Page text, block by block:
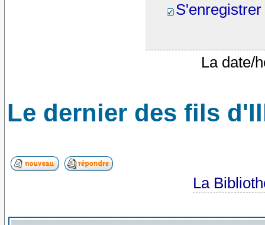
S'enregistrer
La date/
Le dernier des fils
La